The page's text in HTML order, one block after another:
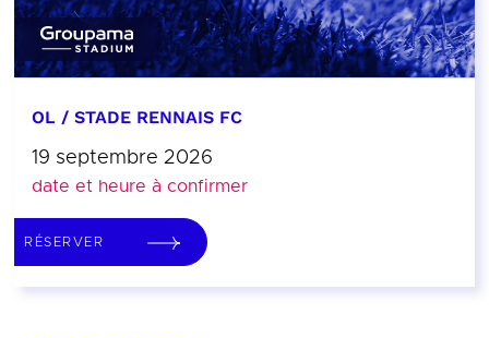
OL / STADE RENNAIS FC
19 septembre 2026
date et heure à confirmer
RÉSERVER